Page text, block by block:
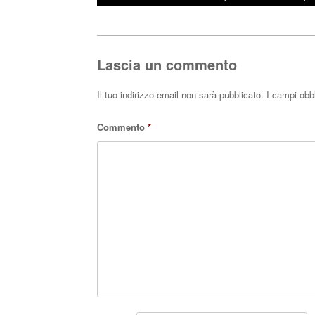
okr A
Lascia un commento
Il tuo indirizzo email non sarà pubblicato. I campi
Commento *